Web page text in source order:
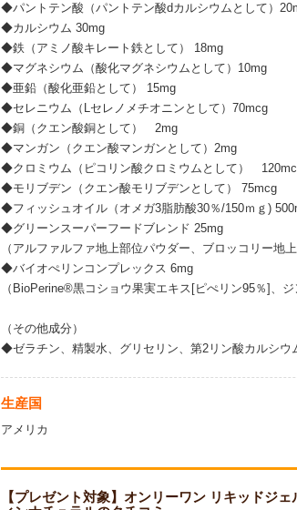
◆パントテン酸（パントテン酸dカルシウムとして）
◆カルシウム 30mg
◆鉄（アミノ酸キレート鉄として） 18mg
◆マグネシウム（酸化マグネシウムとして）10mg
◆亜鉛（酸化亜鉛として） 15mg
◆セレニウム（Lセレノメチオニンとして）70mcg
◆銅（クエン酸銅として） 2mg
◆マンガン（クエン酸マンガンとして）2mg
◆クロミウム（ピコリン酸クロミウムとして）
◆モリブデン（クエン酸モリブデンとして） 75mcg
◆フィッシュオイル（オメガ3脂肪酸30％/150ｍｇ)
◆グリーンスーパーフードブレンド 25mg
（アルファルファ地上部位パウダー、ブロッコリー地
◆バイオぺリンコンプレックス 6mg
（BioPerine®黒コショウ果実エキス[ピぺリン95％]、
（その他成分）
◆ゼラチン、精製水、グリセリン、第2リン酸カルシ
生産国
アメリカ
【プレゼント対象】オンリーワン リキッド